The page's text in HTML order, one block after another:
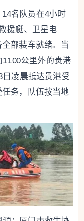
名队员在4小时
援艇、卫星电
部装车就绪。当
1100公里外的贵港
日凌晨抵达贵港受
务，队伍按当地